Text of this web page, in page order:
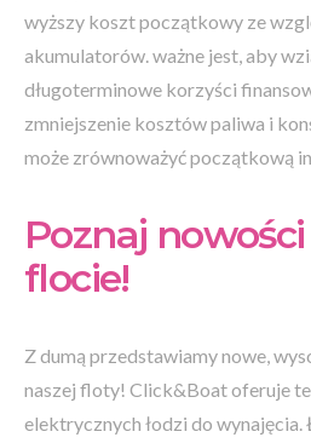
wyższy koszt początkowy ze
akumulatorów. ważne jest, aby
długoterminowe korzyści
zmniejszenie kosztów paliwa i
może zrównoważyć początkową
Poznaj
flocie!
Z dumą przedstawiamy nowe,
naszej floty! Click&Boat oferuje
elektrycznych łodzi do wynajęcia.